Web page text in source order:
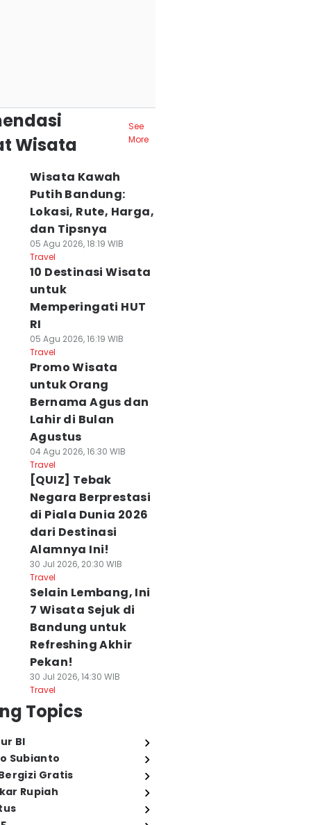
Wisata
See
More
Wisata Kawah
Putih Bandung:
Lokasi, Rute, Harga,
dan Tipsnya
05 Agu 2026, 18:19 WIB
Travel
10 Destinasi Wisata
untuk
Memperingati HUT
RI
05 Agu 2026, 16:19 WIB
Travel
Promo Wisata
untuk Orang
Bernama Agus dan
Lahir di Bulan
Agustus
04 Agu 2026, 16:30 WIB
Travel
[QUIZ] Tebak
Negara Berprestasi
di Piala Dunia 2026
dari Destinasi
Alamnya Ini!
30 Jul 2026, 20:30 WIB
Travel
Selain Lembang, Ini
7 Wisata Sejuk di
Bandung untuk
Refreshing Akhir
Pekan!
30 Jul 2026, 14:30 WIB
Travel
Topics
BI
Subianto
Gratis
Rupiah